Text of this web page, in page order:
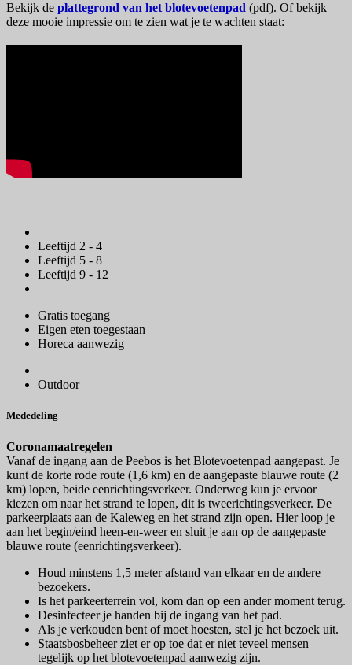
Bekijk de plattegrond van het blotevoetenpad (pdf). Of bekijk
deze mooie impressie om te zien wat je te wachten staat:
Leeftijd 2 - 4
Leeftijd 5 - 8
Leeftijd 9 - 12
Gratis toegang
Eigen eten toegestaan
Horeca aanwezig
Outdoor
Mededeling
Coronamaatregelen
Vanaf de ingang aan de Peebos is het Blotevoetenpad aangepast. Je
kunt de korte rode route (1,6 km) en de aangepaste blauwe route (2
km) lopen, beide eenrichtingsverkeer. Onderweg kun je ervoor
kiezen om naar het strand te lopen, dit is tweerichtingsverkeer. De
parkeerplaats aan de Kaleweg en het strand zijn open. Hier loop je
aan het begin/eind heen-en-weer en sluit je aan op de aangepaste
blauwe route (eenrichtingsverkeer).
Houd minstens 1,5 meter afstand van elkaar en de andere
bezoekers.
Is het parkeerterrein vol, kom dan op een ander moment terug.
Desinfecteer je handen bij de ingang van het pad.
Als je verkouden bent of moet hoesten, stel je het bezoek uit.
Staatsbosbeheer ziet er op toe dat er niet teveel mensen
tegelijk op het blotevoetenpad aanwezig zijn.